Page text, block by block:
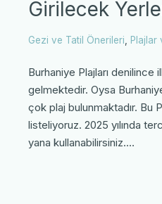
Girilecek
Gezi ve Tatil Önerileri Plajlar
Burhaniye Plajları denilince
gelmektedir. Oysa
çok plaj bulunmaktadır. Bu
listeliyoruz. 2025 yılında
yana kullanabilirsiniz.…